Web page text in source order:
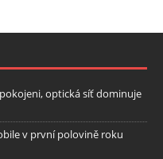
optická síť dominuje
v první polovině roku